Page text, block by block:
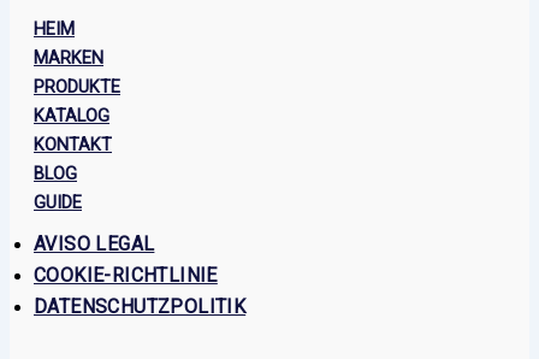
HEIM
MARKEN
PRODUKTE
KATALOG
KONTAKT
BLOG
GUIDE
AVISO LEGAL
COOKIE-RICHTLINIE
DATENSCHUTZPOLITIK